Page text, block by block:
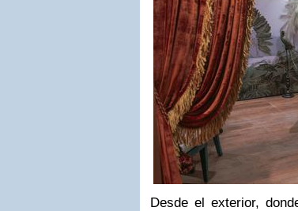
Desde el exterior,